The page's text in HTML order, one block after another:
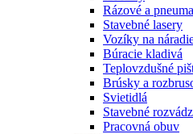
Rázové a
Stavebné lasery
Vozíky na
Búracie kladivá
Teplovzdušné
Brúsky a
Svietidlá
Stavebné
Pracovná obuv